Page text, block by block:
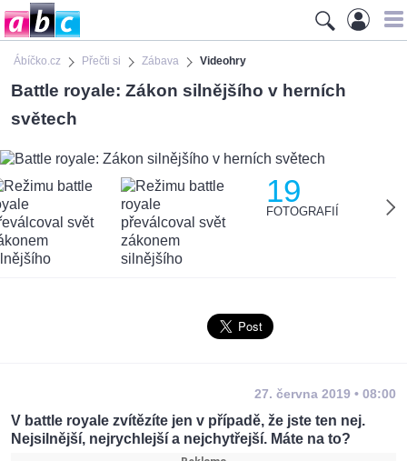
Ábíčko.cz Přečti si Zábava Videohry
Battle royale: Zákon silnějšího v herních
světech
19
FOTOGRAFIÍ
27. června 2019 • 08:00
V battle royale zvítězíte jen v případě, že jste ten nej.
Nejsilnější, nejrychlejší a nejchytřejší. Máte na to?